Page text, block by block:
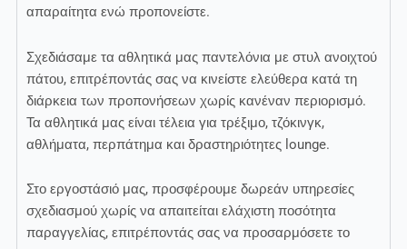
απαραίτητα ενώ προπονείστε.
Σχεδιάσαμε τα αθλητικά μας παντελόνια με στυλ ανοιχτού
πάτου, επιτρέποντάς σας να κινείστε ελεύθερα κατά τη
διάρκεια των προπονήσεων χωρίς κανέναν περιορισμό.
Τα αθλητικά μας είναι τέλεια για τρέξιμο, τζόκινγκ,
αθλήματα, περπάτημα και δραστηριότητες lounge.
Στο εργοστάσιό μας, προσφέρουμε δωρεάν υπηρεσίες
σχεδιασμού χωρίς να απαιτείται ελάχιστη ποσότητα
παραγγελίας, επιτρέποντάς σας να προσαρμόσετε το